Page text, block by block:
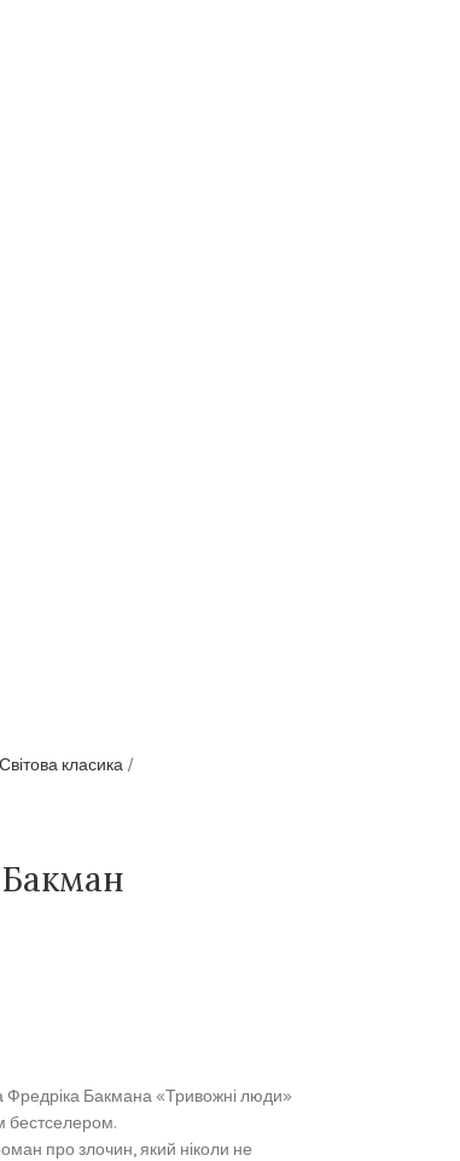
Світова класика
Фредріка Бакмана «Тривожні люди»
бестселером.
про злочин, який ніколи не